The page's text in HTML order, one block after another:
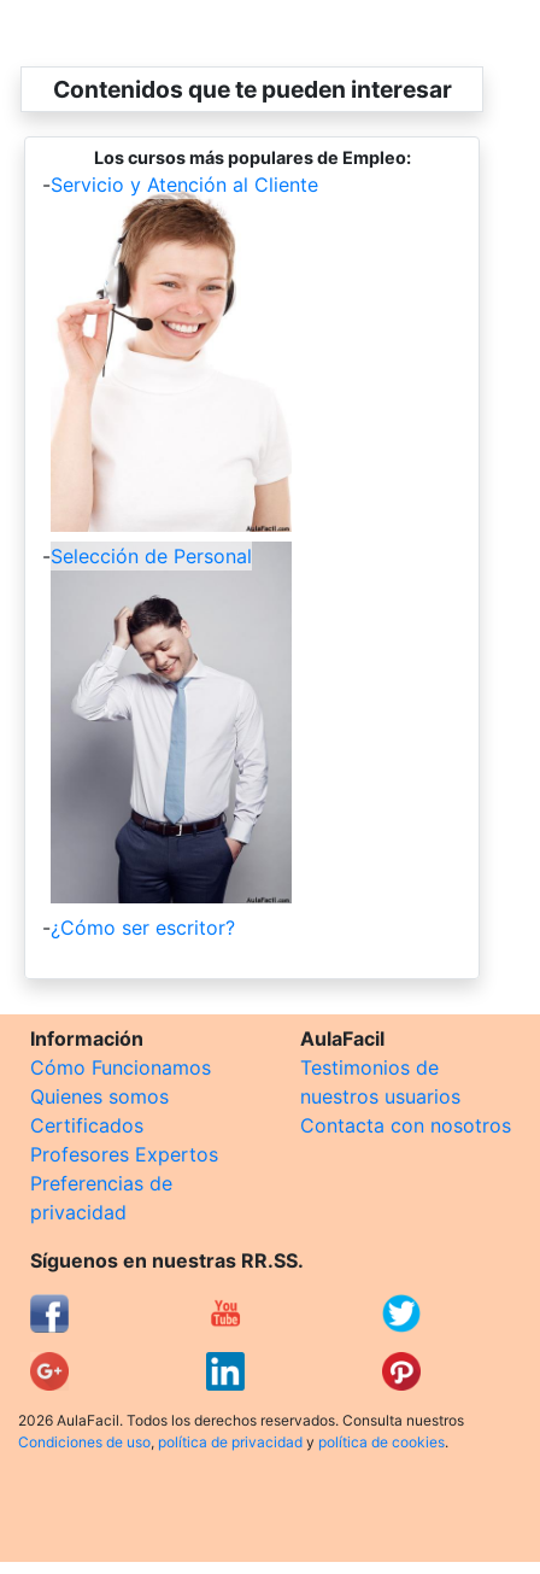
Contenidos que te pueden interesar
Los cursos más populares de Empleo:
-Servicio y Atención al Cliente
-Selección de Personal
-¿Cómo ser escritor?
Información
Cómo Funcionamos
Quienes somos
Certificados
Profesores Expertos
Preferencias de
privacidad
AulaFacil
Testimonios de
nuestros usuarios
Contacta con nosotros
Síguenos en nuestras RR.SS.
2026 AulaFacil. Todos los derechos reservados. Consulta nuestros
Condiciones de uso, política de privacidad y política de cookies.